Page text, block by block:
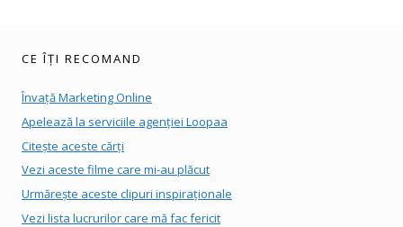
CE ÎȚI RECOMAND
Învață Marketing Online
Apelează la serviciile agenției Loopaa
Citește aceste cărți
Vezi aceste filme care mi-au plăcut
Urmărește aceste clipuri inspiraționale
Vezi lista lucrurilor care mă fac fericit